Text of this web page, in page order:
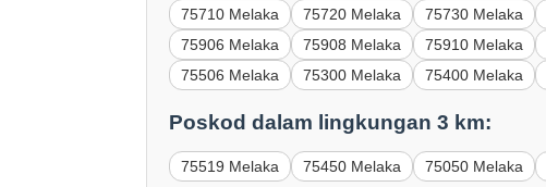
75710 Melaka
75720 Melaka 75730 Melaka
75906 Melaka
75908 Melaka 75910 Melaka
75506 Melaka
75300 Melaka 75400 Melaka
Poskod dalam lingkungan 3 km:
75519 Melaka 75450 Melaka 75050 Melaka